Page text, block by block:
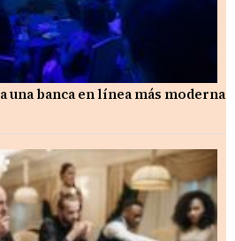
una banca en línea más moderna